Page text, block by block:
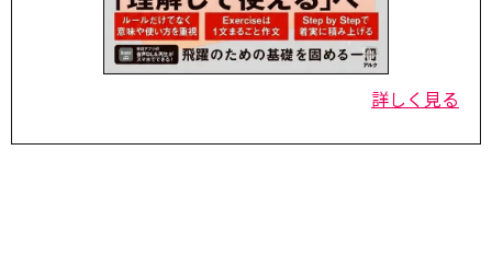
詳しく見る